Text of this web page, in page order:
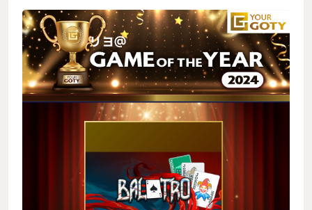
遠くはないだろう。 しかし、ゲームはやはりゲームである。そ
して、ルールが単純で、尚且つ奥が深ければ深いほど人はゲー
ムにのめり込む。プリミティブな体験に勝てる要素は全宇宙を
探してもそうそうあるものではないのだ。 そして、Balatroであ
る。ポーカーをコンピュータ上に再現し、そこに一味加えただ
けのように見えるこの至ってシンプルなゲームが、しかし恐ろ
しいほどの中毒性を備えていた。 ルールは簡単。ポーカーの役
を揃えて規定のチップ数を稼ぐことができれば敵（当ゲームで
はブラインドと呼ぶ）を倒し、次へと進むことができる。とは
戦うわけでもない。プレイヤーは役を揃えるだけで良い。そし
て、画面上部に並ぶジョーカーがこのゲームに最大の華を添え
る。それが、ジョーカーの持つ特殊能力の発動と、他のジョー
カーや役のレベル、そして追加効果を生む別の要素、タロット
カードと惑星カード、バウチャーとのシナジー効果である。 ジ